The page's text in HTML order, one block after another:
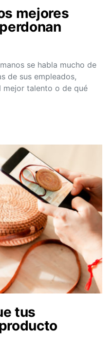
mejores
se habla mucho de
de sus empleados,
mejor talento o de qué
tus